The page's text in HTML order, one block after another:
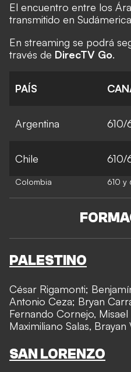
El encuentro entre los
transmitido en
En streaming se podrá
través de DirecTV Go.
PAÍS
Argentina 610/
Chile 610/
Colombia 610 y
PALESTINO
César Rigamonti;
Antonio Ceza; Bryan
Fernando Cornejo,
Maximiliano Salas,
SAN LORENZO